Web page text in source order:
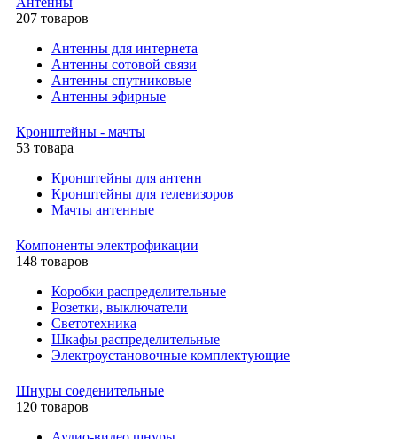
207 товаров
Антенны для интернета
Антенны сотовой связи
Антенны спутниковые
Антенны эфирные
Кронштейны - мачты
53 товара
Кронштейны для антенн
Кронштейны для телевизоров
Мачты антенные
Компоненты электрофикации
148 товаров
Коробки распределительные
Розетки, выключатели
Светотехника
Шкафы распределительные
Электроустановочные комплектующие
Шнуры соеденительные
120 товаров